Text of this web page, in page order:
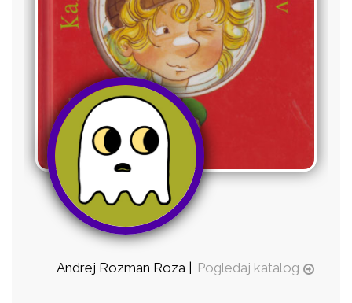
Andrej Rozman Roza | Pogledaj katalog